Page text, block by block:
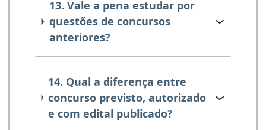
13. Vale a pena estudar por
questões de concursos
anteriores?
14. Qual a diferença entre
concurso previsto, autorizado
e com edital publicado?